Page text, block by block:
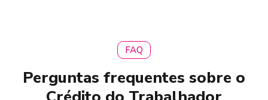
FAQ
Perguntas frequentes sobre o